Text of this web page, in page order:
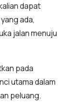
dapat
ada,
jalan menuju
pada
utama dalam
peluang.